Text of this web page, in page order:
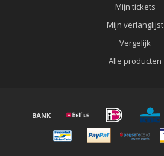
Mijn tickets
Mijn verlanglijst
Vergelijk
Alle producten